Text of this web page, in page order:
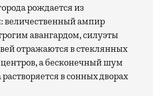
рождается из
величественный ампир
авангардом, силуэты
отражаются в стеклянных
а бесконечный шум
в сонных дворах